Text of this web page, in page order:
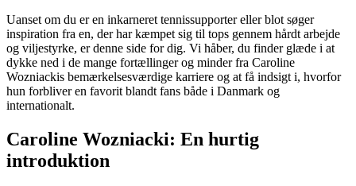
Uanset om du er en inkarneret tennissupporter eller blot søger
inspiration fra en, der har kæmpet sig til tops gennem hårdt arbejde
og viljestyrke, er denne side for dig. Vi håber, du finder glæde i at
dykke ned i de mange fortællinger og minder fra Caroline
Wozniackis bemærkelsesværdige karriere og at få indsigt i, hvorfor
hun forbliver en favorit blandt fans både i Danmark og
internationalt.
Caroline Wozniacki: En hurtig
introduktion